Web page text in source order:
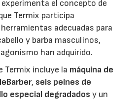
el concepto de
Termix participa
adecuadas para
y barba masculinos,
han adquirido.
Termix incluye la máquina de
, seis peines de
especial degradados y un